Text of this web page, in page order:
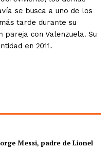
se busca a uno de los
tarde durante su
pareja con Valenzuela. Su
en 2011.
Messi, padre de Lionel